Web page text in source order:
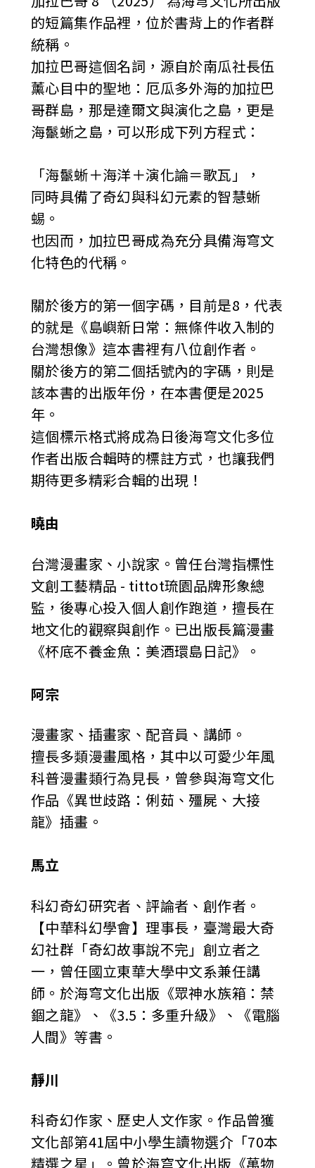
的短篇集作品裡，位於書背上的作者群
統稱。
加拉巴哥這個名詞，源自於南瓜社長伍
薰心目中的聖地：厄瓜多外海的加拉巴
哥群島，那是達爾文與演化之島，更是
海鬣蜥之島，可以形成下列方程式：
「海鬣蜥＋海洋＋演化論＝歌瓦」，
同時具備了奇幻與科幻元素的智慧蜥
蜴。
也因而，加拉巴哥成為充分具備海穹文
化特色的代稱。
關於後方的第一個字碼，目前是8，代表
的就是《島嶼新日常：無條件收入制的
台灣想像》這本書裡有八位創作者。
關於後方的第二個括號內的字碼，則是
該本書的出版年份，在本書便是2025
年。
這個標示格式將成為日後海穹文化多位
作者出版合輯時的標註方式，也讓我們
期待更多精彩合輯的出現！
曉由
台灣漫畫家、小說家。曾任台灣指標性
文創工藝精品 - tittot琉園品牌形象總
監，後專心投入個人創作跑道，擅長在
地文化的觀察與創作。已出版長篇漫畫
《杯底不養金魚：美酒環島日記》。
阿宗
漫畫家、插畫家、配音員、講師。
擅長多類漫畫風格，其中以可愛少年風
科普漫畫類行為見長，曾參與海穹文化
作品《異世歧路：俐茹、殭屍、大接
龍》插畫。
馬立
科幻奇幻研究者、評論者、創作者。
【中華科幻學會】理事長，臺灣最大奇
幻社群「奇幻故事說不完」創立者之
一，曾任國立東華大學中文系兼任講
師。於海穹文化出版《眾神水族箱：禁
錮之龍》、《3.5：多重升級》、《電腦
人間》等書。
靜川
科奇幻作家、歷史人文作家。作品曾獲
文化部第41屆中小學生讀物選介「70本
精選之星」。曾於海穹文化出版《萬物